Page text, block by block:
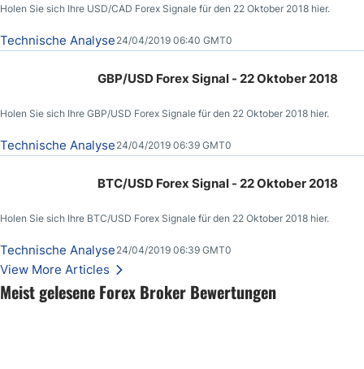
Meist gelesene Forex Broker Bewertungen
Holen Sie sich Ihre USD/CAD Forex Signale für den 22 Oktober 2018 hier.
Technische Analyse 24/04/2019 06:40 GMT0
GBP/USD Forex Signal - 22 Oktober 2018
Holen Sie sich Ihre GBP/USD Forex Signale für den 22 Oktober 2018 hier.
Technische Analyse 24/04/2019 06:39 GMT0
BTC/USD Forex Signal - 22 Oktober 2018
Holen Sie sich Ihre BTC/USD Forex Signale für den 22 Oktober 2018 hier.
Technische Analyse 24/04/2019 06:39 GMT0
View More Articles